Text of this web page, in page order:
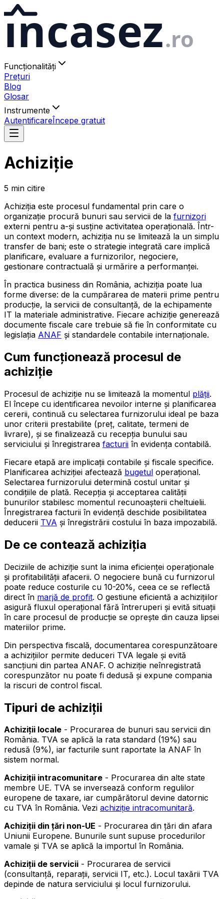
ıncasez.ro
Funcționalități
Prețuri
Blog
Glosar
Instrumente
AutentificareÎncepe gratuit
Achiziție
5 min citire
Achiziția este procesul fundamental prin care o
organizație procură bunuri sau servicii de la furnizori
externi pentru a-și susține activitatea operațională. Într-
un context modern, achiziția nu se limitează la un simplu
transfer de bani; este o strategie integrată care implică
planificare, evaluare a furnizorilor, negociere,
gestionare contractuală și urmărire a performanței.
În practica business din România, achiziția poate lua
forme diverse: de la cumpărarea de materii prime pentru
producție, la servicii de consultanță, de la echipamente
IT la materiale administrative. Fiecare achiziție generează
documente fiscale care trebuie să fie în conformitate cu
legislația ANAF și standardele contabile internaționale.
Cum funcționează procesul de
achiziție
Procesul de achiziție nu se limitează la momentul plății.
El începe cu identificarea nevoilor interne și planificarea
cererii, continuă cu selectarea furnizorului ideal pe baza
unor criterii prestabilite (preț, calitate, termeni de
livrare), și se finalizează cu recepția bunului sau
serviciului și înregistrarea facturii în evidența contabilă.
Fiecare etapă are implicații contabile și fiscale specifice.
Planificarea achiziției afectează bugetul operațional.
Selectarea furnizorului determină costul unitar și
condițiile de plată. Recepția și acceptarea calității
bunurilor stabilesc momentul recunoașterii cheltuielii.
Înregistrarea facturii în evidență deschide posibilitatea
deducerii TVA și înregistrării costului în baza impozabilă.
De ce contează achiziția
Deciziile de achiziție sunt la inima eficienței operaționale
și profitabilității afacerii. O negociere bună cu furnizorul
poate reduce costurile cu 10-20%, ceea ce se reflectă
direct în marjă de profit. O gestiune eficientă a achizițiilor
asigură fluxul operațional fără întreruperi și evită situații
în care procesul de producție se oprește din cauza lipsei
materiilor prime.
Din perspectiva fiscală, documentarea corespunzătoare
a achizițiilor permite deduceri TVA legale și evită
sancțiuni din partea ANAF. O achiziție neînregistrată
corespunzător nu poate fi dedusă și expune compania
la riscuri de control fiscal.
Tipuri de achiziții
Achiziții locale - Procurarea de bunuri sau servicii din
România. TVA se aplică la rata standard (19%) sau
redusă (9%), iar facturile sunt raportate la ANAF în
sistem normal.
Achiziții intracomunitare - Procurarea din alte state
membre UE. TVA se inversează conform regulilor
europene de taxare, iar cumpărătorul devine datornic
cu TVA în România. Vezi achiziție intracomunitară.
Achiziții din țări non-UE - Procurarea din țări din afara
Uniunii Europene. Bunurile sunt supuse procedurilor
vamale și TVA se aplică la importul în România.
Achiziții de servicii - Procurarea de servicii
(consultanță, reparații, servicii IT, etc.). Locul taxării TVA
depinde de natura serviciului și locul furnizorului.